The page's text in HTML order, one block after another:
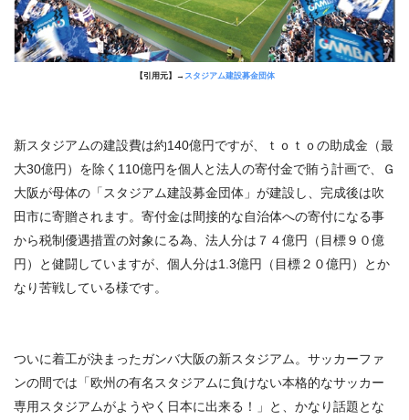
【引用元】→ スタジアム建設募金団体
新スタジアムの建設費は約140億円ですが、ｔｏｔｏの助成金（最
大30億円）を除く110億円を個人と法人の寄付金で賄う計画で、Ｇ
大阪が母体の「スタジアム建設募金団体」が建設し、完成後は吹
田市に寄贈されます。寄付金は間接的な自治体への寄付になる事
から税制優遇措置の対象にる為、法人分は７４億円（目標９０億
円）と健闘していますが、個人分は1.3億円（目標２０億円）とか
なり苦戦している様です。
ついに着工が決まったガンバ大阪の新スタジアム。サッカーファ
ンの間では「欧州の有名スタジアムに負けない本格的なサッカー
専用スタジアムがようやく日本に出来る！」と、かなり話題とな